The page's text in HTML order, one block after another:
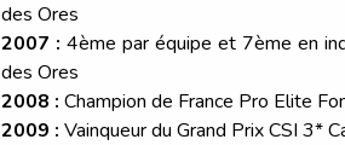
des Ores
2007 :4ème par équipe et 7ème en
des Ores
2008 :Champion de France Pro Elite
2009 :Vainqueur du Grand Prix CSI 3*